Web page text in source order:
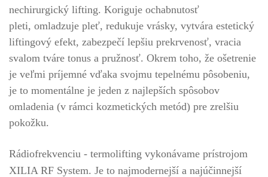
nechirurgický lifting. Koriguje ochabnutosť
pleti, omladzuje pleť, redukuje vrásky, vytvára estetický
liftingový efekt, zabezpečí lepšiu prekrvenosť, vracia
svalom tváre tonus a pružnosť. Okrem toho, že ošetrenie
je veľmi príjemné vďaka svojmu tepelnému pôsobeniu,
je to momentálne je jeden z najlepších spôsobov
omladenia (v rámci kozmetických metód) pre zrelšiu
pokožku.
Rádiofrekvenciu - termolifting vykonávame prístrojom
XILIA RF System. Je to najmodernejší a najúčinnejší